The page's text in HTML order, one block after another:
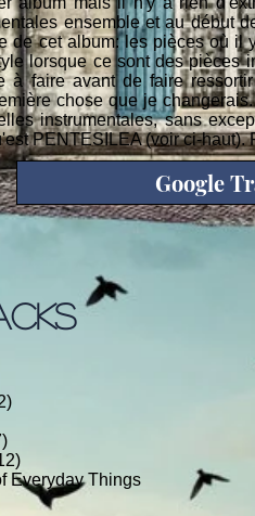
ensemble et au début
de cet album: les pièces où
lorsque ce sont des pièces
à faire avant de faire
chose que je
instrumentales, sans
PENTESILEA (voir ci-
Google
Everyday Things